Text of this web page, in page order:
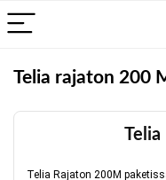
Telia rajaton 200
Telia Rajaton 200M